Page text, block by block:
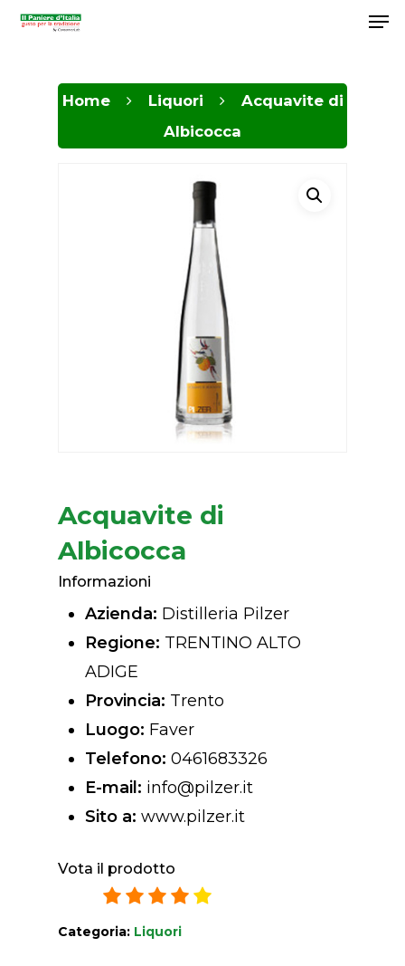
Home Liquori
Acquavite di
Albicocca
Acquavite di
Albicocca
Informazioni
Azienda: Distilleria Pilzer
Regione: TRENTINO ALTO
ADIGE
Provincia: Trento
Luogo: Faver
Telefono: 0461683326
E-mail: info@pilzer.it
Sito a: www.pilzer.it
Vota il prodotto
Categoria: Liquori